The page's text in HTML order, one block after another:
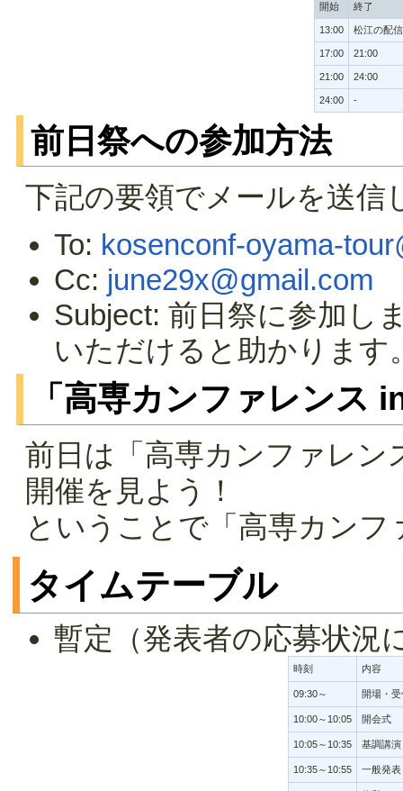
開始 終了
13:00 松江の配
17:00 21:00
21:00 24:00
24:00 -
前日祭への参加方法
下記の要領でメールを送信
To: kosenconf-oyama-
Cc: june29x@gmail.com
Subject: 前日祭に参加し
いただけると助かります
「高専カンファレンス
前日は「高専カンファレン
開催を見よう！
ということで「高専カン
タイムテーブル
暫定（発表者の応募状況
時刻 内容
09:30～ 開場・受
10:00～10:05 開会式
10:05～10:35 基調講演
10:35～10:55 一般発表